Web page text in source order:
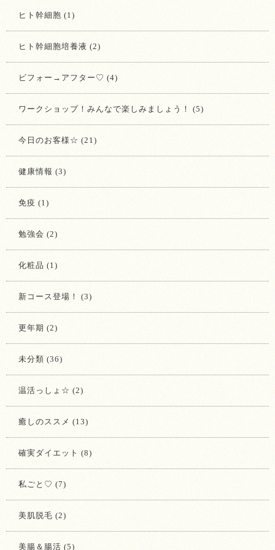
ヒト幹細胞 (1)
ヒト幹細胞培養液 (2)
ビフォー→アフター♡ (4)
ワークショップ！みんなで楽しみましょう！ (5)
今日のお客様☆ (21)
健康情報 (3)
免疫 (1)
勉強会 (2)
化粧品 (1)
新コース登場！ (3)
更年期 (2)
未分類 (36)
温活っしょ☆ (2)
癒しのススメ (13)
確実ダイエット (8)
私ごと♡ (7)
美肌脱毛 (2)
美腸＆腸活 (5)